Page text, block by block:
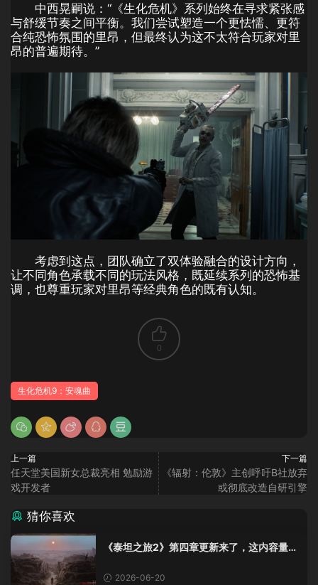
中西晃嗣说：“《生化危机》系列始终在寻求紧张感
与舒缓节奏之间平衡。我们尝试塑造一个更怯懦、更符
合纯恐怖氛围的里昂，但最终认为这不太符合玩家对里
昂的普遍期待。”
考虑到这点，团队确立了双体验融合的设计方向，
让不同角色承载不同的玩法风格，既延续系列的恐怖基
调，也尊重玩家对里昂等经典角色的既有认知。
0
生化危机9：安魂曲
上一篇
任天堂美国新女总裁亮相 勉励游
戏开发者
下一篇
《辐射：伦敦》主创呼吁B社放弃
或彻底改造自研引擎
猜你喜欢
《泰坦之旅2》第四章更新来了，这内容量感
2026-06-20